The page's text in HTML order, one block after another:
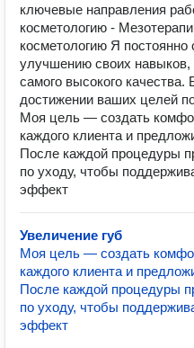
ключевые направления
косметологию -
косметологию Я
улучшению своих навыков,
самого высокого
достижении ваших целей
Моя цель — создать
каждого клиента и
После каждой процедуры
по уходу, чтобы
эффект
Увеличение губ
Моя цель — создать
каждого клиента и
После каждой процедуры
по уходу, чтобы
эффект